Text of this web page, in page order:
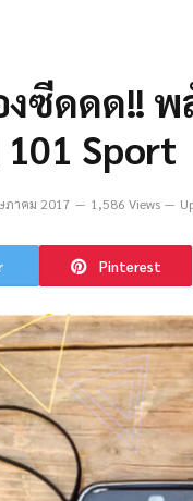
ซีดดด!! พ
Sport
ภาคม 2017 1,586 Views
Pinterest